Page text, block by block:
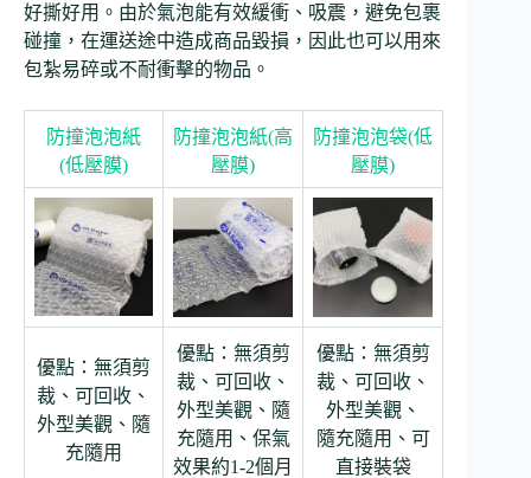
好撕好用。由於氣泡能有效緩衝、吸震，避免包裹
碰撞，在運送途中造成商品毀損，因此也可以用來
包紮易碎或不耐衝擊的物品。
防撞泡泡紙
(低壓膜)
防撞泡泡紙(高
壓膜)
防撞泡泡袋(低
壓膜)
優點：無須剪
裁、可回收、
外型美觀、隨
充隨用
優點：無須剪
裁、可回收、
外型美觀、隨
充隨用、保氣
效果約1-2個月
優點：無須剪
裁、可回收、
外型美觀、
隨充隨用、可
直接裝袋